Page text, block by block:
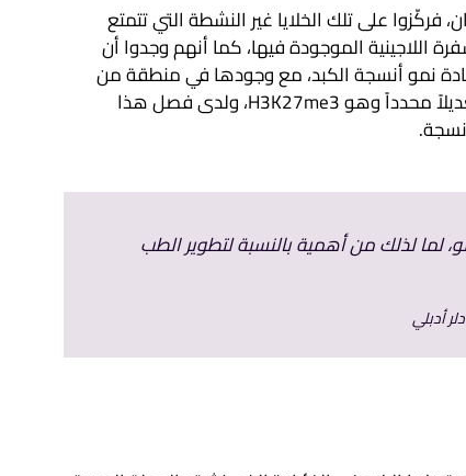
فركّزوا على تلك الخلايا غير النشطة التي تتمتع
اللاجينية الموجودة فيها، كما أنهم وجدوا أن
نمو أنسجة الكبد، مع وجودها في منطقة من
الجينوم تتميّز بنشاط الجينات بشكل عام. وقد رصد الباحثون أن جينات إعادة النمو تحمل تعديلاً محدداً وهو H3K27me3، ولدى فصل هذا
لما لذلك من أهمية بالنسبة لتطوير الطب
أدبلي